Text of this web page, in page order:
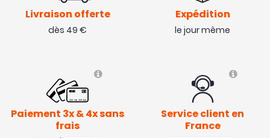
Fait le boulot
( 24/03/20 )
Simple, efficace et robuste.
( 17/09/19 )
Livraison offerte
dès 49 €
Expédition
le jour même
Paiement 3x & 4x sans
frais
Service client en
France